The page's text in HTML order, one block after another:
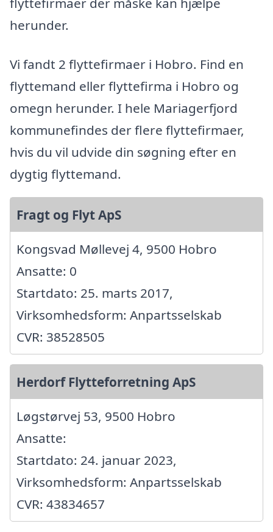
herunder.
Vi fandt 2 flyttefirmaer i Hobro. Find en
flyttemand eller flyttefirma i Hobro og
omegn herunder. I hele Mariagerfjord
kommunefindes der flere flyttefirmaer,
hvis du vil udvide din søgning efter en
dygtig flyttemand.
Fragt og Flyt ApS
Kongsvad Møllevej 4, 9500 Hobro
Ansatte: 0
Startdato: 25. marts 2017,
Virksomhedsform: Anpartsselskab
CVR: 38528505
Herdorf Flytteforretning ApS
Løgstørvej 53, 9500 Hobro
Ansatte:
Startdato: 24. januar 2023,
Virksomhedsform: Anpartsselskab
CVR: 43834657